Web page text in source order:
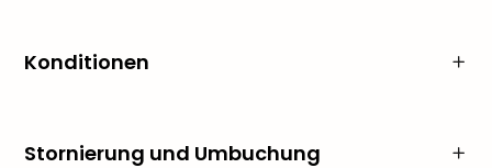
Konditionen
Stornierung und Umbuchung